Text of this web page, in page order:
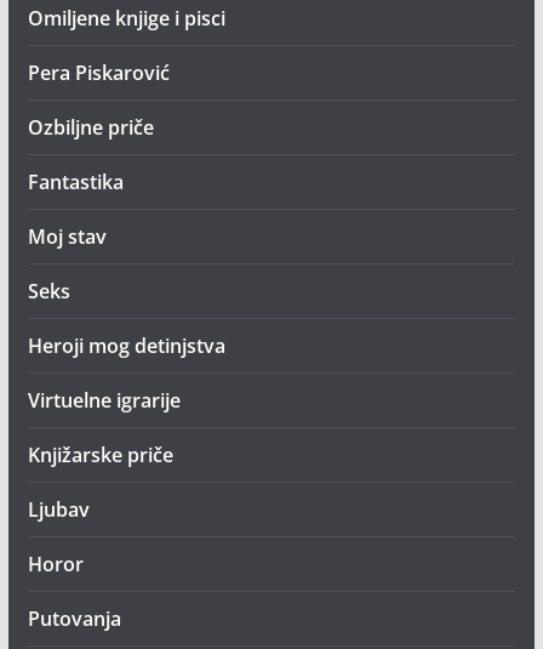
Omiljene knjige i pisci
Pera Piskarović
Ozbiljne priče
Fantastika
Moj stav
Seks
Heroji mog detinjstva
Virtuelne igrarije
Knjižarske priče
Ljubav
Horor
Putovanja